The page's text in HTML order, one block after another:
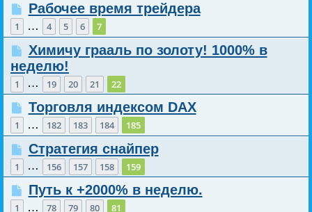
Рабочее время трейдера
1 … 4 5 6 7
Химичу грааль по золоту! 1000% в
неделю!
1 … 19 20 21 22
Торговля индексом DAX
1 … 182 183 184 185
Стратегия снайпер
1 … 156 157 158 159
Путь к +2000% в неделю.
1 … 78 79 80 81